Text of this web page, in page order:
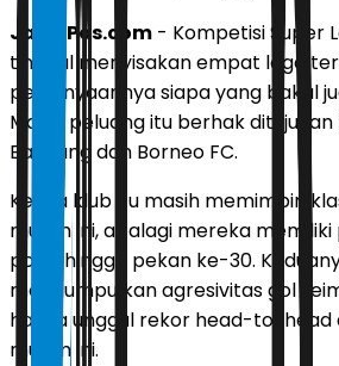
JawaPos.com - Kompetisi Super
tinggal menyisakan empat laga
pertanyaannya siapa yang bakal
Maka, peluang itu berhak
Bandung dan Borneo FC.
Kedua klub itu masih memimpin
musim ini, apalagi mereka
poin) hingga pekan ke-30.
mengumpulkan agresivitas gol
hanya unggul rekor head-to-head
musim ini.